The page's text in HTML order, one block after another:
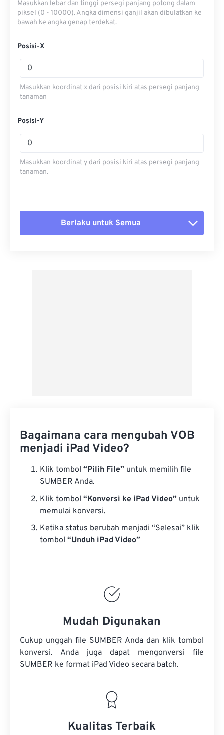
Masukkan lebar dan tinggi persegi panjang potong dalam
piksel (0 - 10000). Angka dimensi ganjil akan dibulatkan ke
bawah ke angka genap terdekat.
Posisi-X
Masukkan koordinat x dari posisi kiri atas persegi panjang
tanaman
Posisi-Y
Masukkan koordinat y dari posisi kiri atas persegi panjang
tanaman.
Berlaku untuk Semua
Bagaimana cara mengubah VOB
menjadi iPad Video?
Klik tombol “Pilih File” untuk memilih file
SUMBER Anda.
Klik tombol “Konversi ke iPad Video” untuk
memulai konversi.
Ketika status berubah menjadi “Selesai” klik
tombol “Unduh iPad Video”
Mudah Digunakan
Cukup unggah file SUMBER Anda dan klik tombol
konversi. Anda juga dapat mengonversi file
SUMBER ke format iPad Video secara batch.
Kualitas Terbaik